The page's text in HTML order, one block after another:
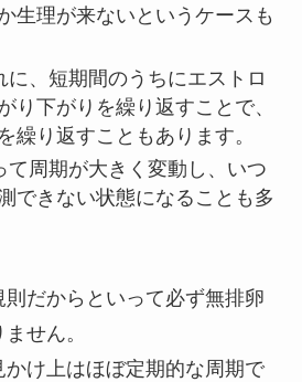
生理が来ないというケースも
に、短期間のうちにエストロ
り下がりを繰り返すことで、
繰り返すこともあります。
て周期が大きく変動し、いつ
できない状態になることも多
だからといって必ず無排卵
せん。
け上はほぼ定期的な周期で